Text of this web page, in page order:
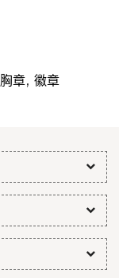
胸章, 徽章